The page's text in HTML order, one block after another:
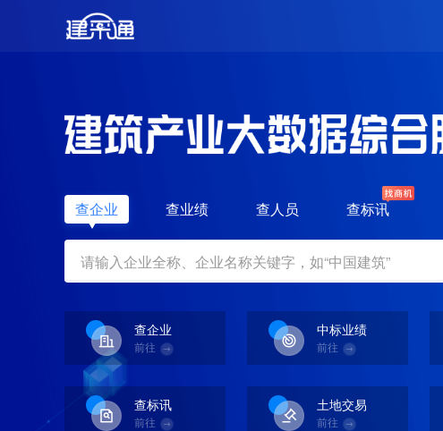
查企业 查业绩 查人员 查标讯
查企业
前往
中标业绩
前往
查标讯
前往
土地交易
前往